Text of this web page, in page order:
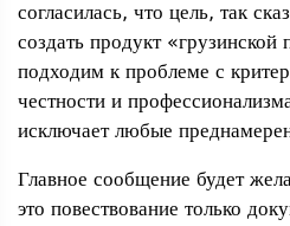
согласилась, что цель, так
создать продукт
подходим к проблеме с
честности и
исключает любые
Главное сообщение будет
это повествование только